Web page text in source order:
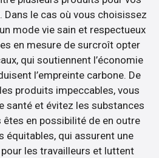
le cas où vous choisissez
mode vie sain et respectueux
en mesure de surcroît opter
qui soutiennent l’économie
l’empreinte carbone. De
produits impeccables, vous
santé et évitez les substances
êtes en possibilité de en outre
équitables, qui assurent une
les travailleurs et luttent